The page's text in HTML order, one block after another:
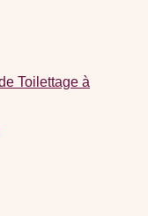
Toilettage à